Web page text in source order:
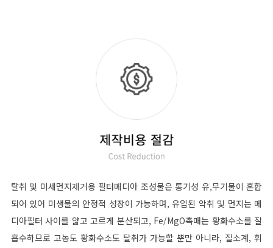
탈취 및 미세먼지제거용 필터메디아 조성물은 통기성 유,무기물이 혼합
되어 있어 미생물의 안정적 성장이 가능하며, 유입된 악취 및 먼지는 메
디아필터 사이를 얇고 고르게 분산되고, Fe/MgO촉매는 황화수소를 잘
흡수하므로 고농도 황화수소도 탈취가 가능할 뿐만 아니라, 질소계, 휘